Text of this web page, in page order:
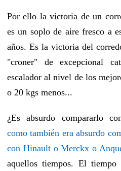
Por ello la victoria de un
es un soplo de aire fresco a
años. Es la victoria del
"croner" de excepcional
escalador al nivel de los
o 20 kgs menos...
¿Es absurdo compararlo
como también era absurdo
con Hinault o Merckx o
aquellos tiempos. El